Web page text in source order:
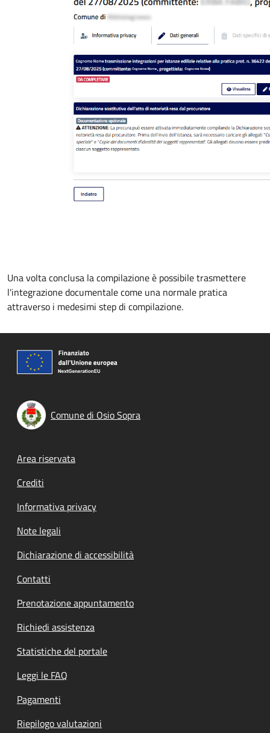
Una volta conclusa la compilazione è possibile trasmettere
l'integrazione documentale come una normale pratica
attraverso i medesimi step di compilazione.
Comune di Osio Sopra
Footer menu
Area riservata
Crediti
Informativa privacy
Note legali
Dichiarazione di accessibilità
Contatti
Prenotazione appuntamento
Richiedi assistenza
Statistiche del portale
Leggi le FAQ
Pagamenti
Riepilogo valutazioni